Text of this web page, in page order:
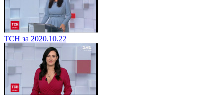
ТСН за 2020.10.22